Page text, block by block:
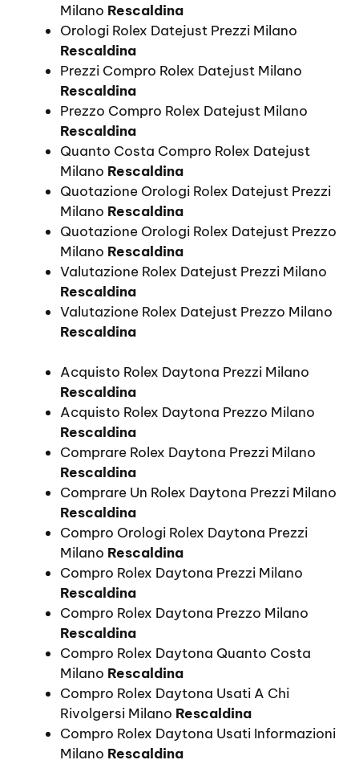
Milano Rescaldina
Orologi Rolex Datejust Prezzi Milano
Rescaldina
Prezzi Compro Rolex Datejust Milano
Rescaldina
Prezzo Compro Rolex Datejust Milano
Rescaldina
Quanto Costa Compro Rolex Datejust
Milano Rescaldina
Quotazione Orologi Rolex Datejust Prezzi
Milano Rescaldina
Quotazione Orologi Rolex Datejust Prezzo
Milano Rescaldina
Valutazione Rolex Datejust Prezzi Milano
Rescaldina
Valutazione Rolex Datejust Prezzo Milano
Rescaldina
Acquisto Rolex Daytona Prezzi Milano
Rescaldina
Acquisto Rolex Daytona Prezzo Milano
Rescaldina
Comprare Rolex Daytona Prezzi Milano
Rescaldina
Comprare Un Rolex Daytona Prezzi Milano
Rescaldina
Compro Orologi Rolex Daytona Prezzi
Milano Rescaldina
Compro Rolex Daytona Prezzi Milano
Rescaldina
Compro Rolex Daytona Prezzo Milano
Rescaldina
Compro Rolex Daytona Quanto Costa
Milano Rescaldina
Compro Rolex Daytona Usati A Chi
Rivolgersi Milano Rescaldina
Compro Rolex Daytona Usati Informazioni
Milano Rescaldina